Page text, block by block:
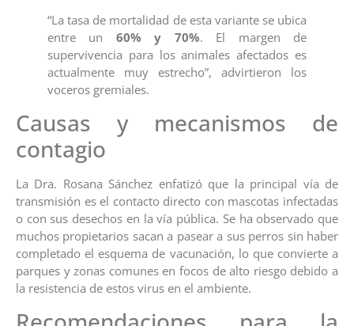
“La tasa de mortalidad de esta variante se ubica
entre un 60% y 70%. El margen de
supervivencia para los animales afectados es
actualmente muy estrecho”, advirtieron los
voceros gremiales.
Causas y mecanismos de
contagio
La Dra. Rosana Sánchez enfatizó que la principal vía de
transmisión es el contacto directo con mascotas infectadas
o con sus desechos en la vía pública. Se ha observado que
muchos propietarios sacan a pasear a sus perros sin haber
completado el esquema de vacunación, lo que convierte a
parques y zonas comunes en focos de alto riesgo debido a
la resistencia de estos virus en el ambiente.